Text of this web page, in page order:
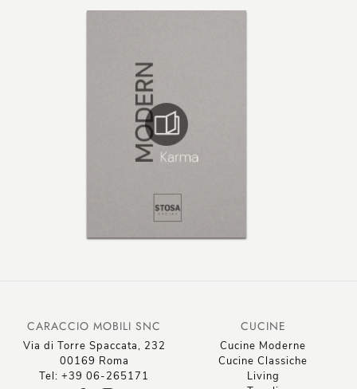
CARACCIO MOBILI SNC
Via di Torre Spaccata, 232
00169 Roma
Tel: +39 06-265171
CUCINE
Cucine Moderne
Cucine Classiche
Living